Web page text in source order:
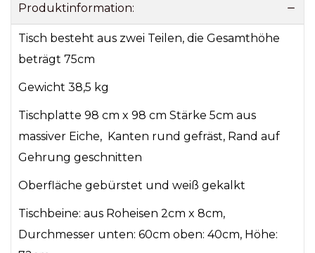
Produktinformation:
Tisch besteht aus zwei Teilen, die Gesamthöhe
beträgt 75cm
Gewicht 38,5 kg
Tischplatte 98 cm x 98 cm Stärke 5cm aus
massiver Eiche, Kanten rund gefräst, Rand auf
Gehrung geschnitten
Oberfläche gebürstet und weiß gekalkt
Tischbeine: aus Roheisen 2cm x 8cm,
Durchmesser unten: 60cm oben: 40cm, Höhe: